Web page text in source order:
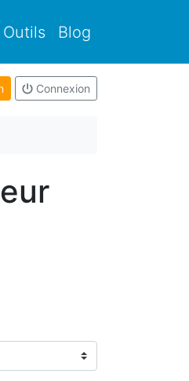
Outils Blog
Connexion